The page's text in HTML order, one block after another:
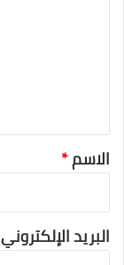
الاسم*
البريد الإلكتروني